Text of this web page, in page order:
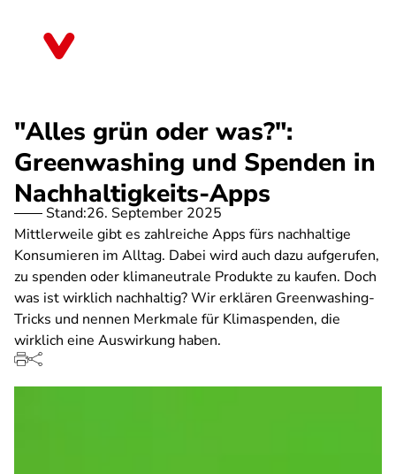
"Alles grün oder was?":
Greenwashing und Spenden in
Nachhaltigkeits-Apps
Stand:26. September 2025
Mittlerweile gibt es zahlreiche Apps fürs nachhaltige
Konsumieren im Alltag. Dabei wird auch dazu aufgerufen,
zu spenden oder klimaneutrale Produkte zu kaufen. Doch
was ist wirklich nachhaltig? Wir erklären Greenwashing-
Tricks und nennen Merkmale für Klimaspenden, die
wirklich eine Auswirkung haben.